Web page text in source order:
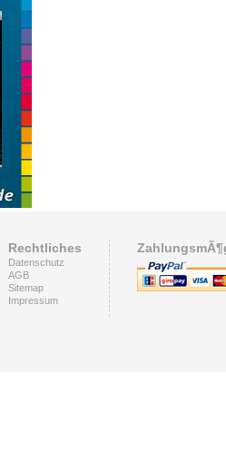
Rechtliches
Datenschutz
AGB
Sitemap
Impressum